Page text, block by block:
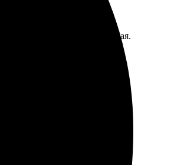
Цена вполне разумная.
подтверждения. Получила